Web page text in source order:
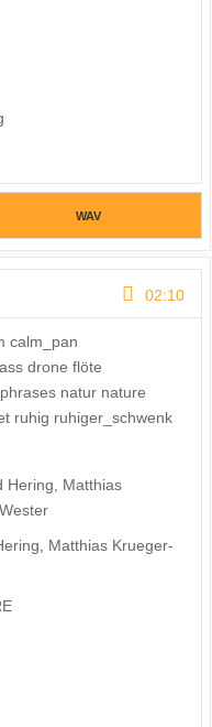
WAV
02:10
calm_pan
drone flöte
natur nature
ruhig ruhiger_schwenk
Hering, Matthias
Matthias Krueger-